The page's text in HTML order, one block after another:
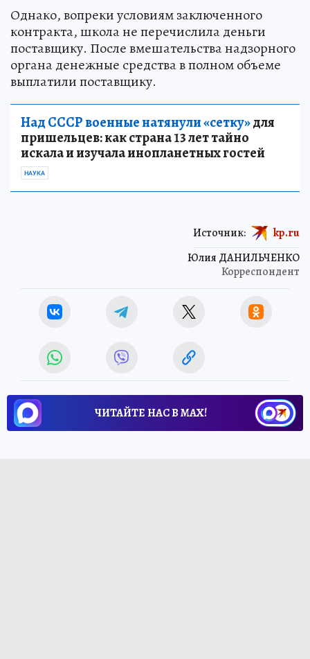
Однако, вопреки условиям заключенного
контракта, школа не перечислила деньги
поставщику. После вмешательства надзорного
органа денежные средства в полном объеме
выплатили поставщику.
Над СССР военные натянули «сетку»для
пришельцев: как страна 13 лет тайно
искала и изучала инопланетных гостей
НАУКА
Юлия ДАНИЛЬЧЕНКО
Корреспондент
Источник: kp.ru
ЧИТАЙТЕ НАС В МАХ!